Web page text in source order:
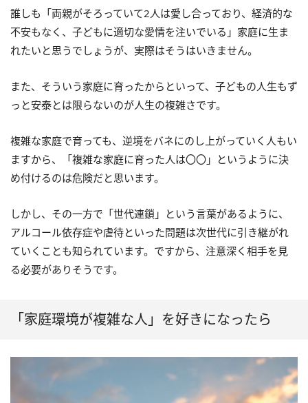
誰しも「両親がそろっていて2人は愛し合っており、経済的な
不安もなく、子どもに適切な愛情を注いでいる」家庭に生ま
れたいと思うでしょうが、実際はそうはいきません。
また、そういう家庭に育ったからといって、子どもの人生もず
っと安泰とは限らないのが人生の複雑さです。
複雑な家庭で育っても、逆境をバネにのし上がっていく人もい
ますから、「複雑な家庭に育った人は〇〇」というように決
め付けるのは危険だと思います。
しかし、その一方で「世代連鎖」という言葉があるように、
アルコール依存症や虐待といった問題は次世代に引き継がれ
ていくことも知られています。ですから、注意深く相手を見
る必要がありそうです。
「家庭環境が複雑な人」を好きになったら